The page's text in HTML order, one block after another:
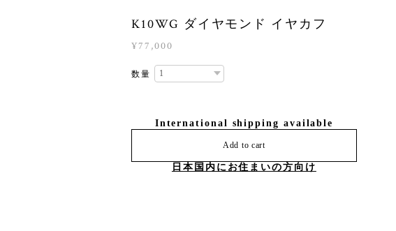
K10WG ダイヤモンド イヤカフ
¥77,000
数量
International shipping available
Add to cart
日本国内にお住まいの方向け